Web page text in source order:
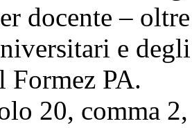
docente –
e
Formez PA.
20, comma 2,